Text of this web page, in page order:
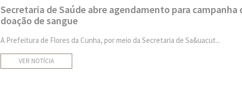
Secretaria de Saúde abre agendamento para campanha
doação de sangue
A Prefeitura de Flores da Cunha, por meio da Secretaria de Sa&uacut...
VER NOTÍCIA